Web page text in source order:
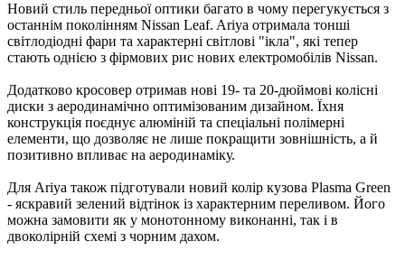
Новий стиль передньої оптики багато в чому перегукується з
останнім поколінням Nissan Leaf. Ariya отримала тонші
світлодіодні фари та характерні світлові "ікла", які тепер
стають однією з фірмових рис нових електромобілів Nissan.
Додатково кросовер отримав нові 19- та 20-дюймові колісні
диски з аеродинамічно оптимізованим дизайном. Їхня
конструкція поєднує алюміній та спеціальні полімерні
елементи, що дозволяє не лише покращити зовнішність, а й
позитивно впливає на аеродинаміку.
Для Ariya також підготували новий колір кузова Plasma Green
- яскравий зелений відтінок із характерним переливом. Його
можна замовити як у монотонному виконанні, так і в
двоколірній схемі з чорним дахом.